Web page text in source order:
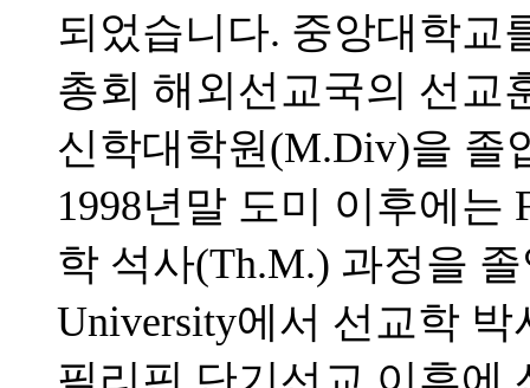
되었습니다. 중앙대학교
총회 해외선교국의 선교
신학대학원(M.Div)을 졸
1998년말 도미 이후에는
학 석사(Th.M.) 과정을
University에서 선교학